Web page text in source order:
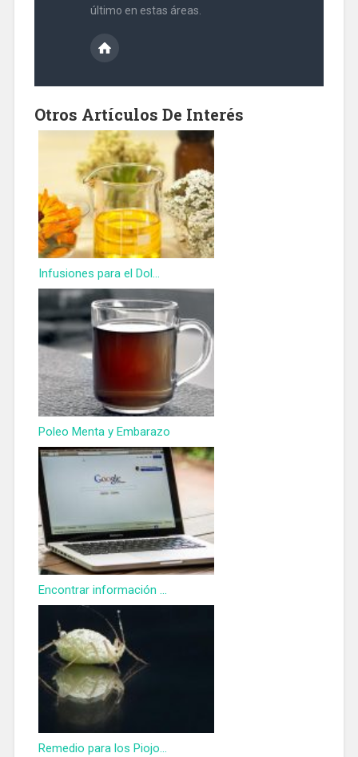
último en estas áreas.
Otros Artículos De Interés
Infusiones para el Dol...
Poleo Menta y Embarazo
Encontrar información ...
Remedio para los Piojo...